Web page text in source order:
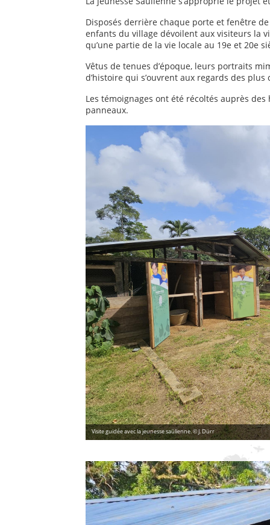
Disposés derrière chaque porte et fenêtre
enfants du village dévoilent aux visiteurs la
qu’une partie de la vie locale au 19e et 20e
Vêtus de tenues d’époque, leurs portraits
d’histoire qui s’ouvrent aux regards des
Les témoignages ont été récoltés auprès
panneaux.
Visite guidée avec la jeunesse saülienne. © J. Dürr